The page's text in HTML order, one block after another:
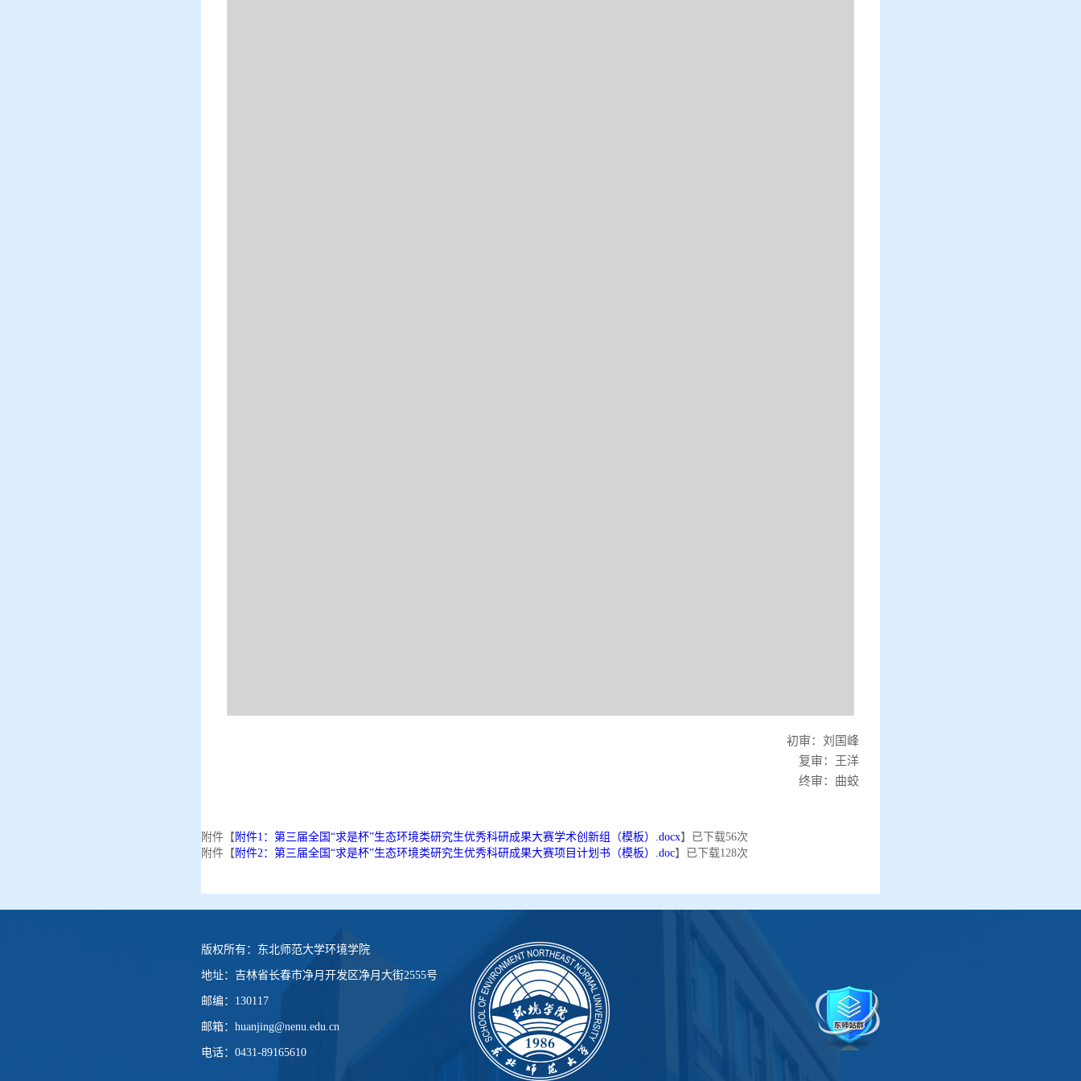
初审：刘国峰
复审：王洋
终审：曲蛟
附件【 附件1：第三届全国“求是杯”生态环境类研究生优秀科研成果大赛学术创新组（模板）.docx】已下载56次
附件【 附件2：第三届全国“求是杯”生态环境类研究生优秀科研成果大赛项目计划书（模板）.doc】已下载128次
版权所有： 东北师范大学环境学院
地址：吉林省长春市净月开发区净月大街2555号
邮编： 130117
邮箱：huanjing@nenu.edu.cn
电话：0431-89165610